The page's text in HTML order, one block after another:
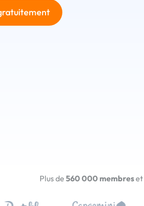
Plus de 560 000 membreset